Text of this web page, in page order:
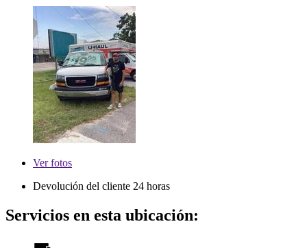
Verfotos
Devolución del cliente 24 horas
Servicios en esta ubicación: